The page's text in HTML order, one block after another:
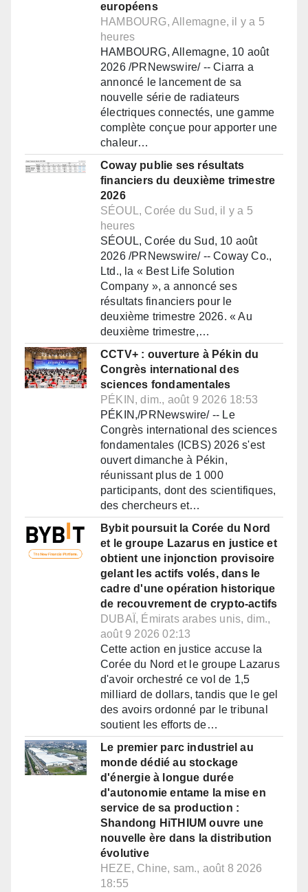
européens
HAMBOURG, Allemagne, il y a 5
heures
HAMBOURG, Allemagne, 10 août
2026 /PRNewswire/ -- Ciarra a
annoncé le lancement de sa
nouvelle série de radiateurs
électriques connectés, une gamme
complète conçue pour apporter une
chaleur…
Coway publie ses résultats
financiers du deuxième trimestre
2026
SÉOUL, Corée du Sud, il y a 5
heures
SÉOUL, Corée du Sud, 10 août
2026 /PRNewswire/ -- Coway Co.,
Ltd., la « Best Life Solution
Company », a annoncé ses
résultats financiers pour le
deuxième trimestre 2026. « Au
deuxième trimestre,…
CCTV+ : ouverture à Pékin du
Congrès international des
sciences fondamentales
PÉKIN, dim., août 9 2026 18:53
PÉKIN,/PRNewswire/ -- Le
Congrès international des sciences
fondamentales (ICBS) 2026 s'est
ouvert dimanche à Pékin,
réunissant plus de 1 000
participants, dont des scientifiques,
des chercheurs et…
Bybit poursuit la Corée du Nord
et le groupe Lazarus en justice et
obtient une injonction provisoire
gelant les actifs volés, dans le
cadre d'une opération historique
de recouvrement de crypto-actifs
DUBAÏ, Émirats arabes unis, dim.,
août 9 2026 02:13
Cette action en justice accuse la
Corée du Nord et le groupe Lazarus
d'avoir orchestré ce vol de 1,5
milliard de dollars, tandis que le gel
des avoirs ordonné par le tribunal
soutient les efforts de…
Le premier parc industriel au
monde dédié au stockage
d'énergie à longue durée
d'autonomie entame la mise en
service de sa production :
Shandong HiTHIUM ouvre une
nouvelle ère dans la distribution
évolutive
HEZE, Chine, sam., août 8 2026
18:55